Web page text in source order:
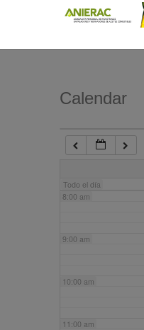
Calendar
Todo el día
7:00 am
8:00 am
9:00 am
10:00 am
11:00 am